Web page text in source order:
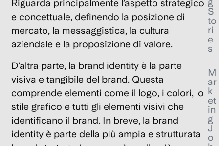
Riguarda principalmente l’aspetto strategico
e concettuale, definendo la posizione di
mercato, la messaggistica, la cultura
aziendale e la proposizione di valore.
D’altra parte, la brand identity è la parte
visiva e tangibile del brand. Questa
comprende elementi come il logo, i colori, lo
stile grafico e tutti gli elementi visivi che
identificano il brand. In breve, la brand
identity è parte della più ampia e strutturata
S
to
ri
e
s
M
ar
k
et
in
g
J
o